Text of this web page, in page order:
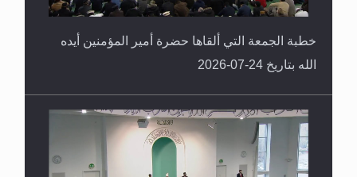
خطبة الجمعة التي ألقاها حضرة أمير المؤمنين أيده
الله بتاريخ 24-07-2026